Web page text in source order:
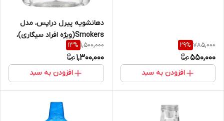
785,000
29%
550,000
افزودن به سبد
دهانشویه پیرل دراپس، مدل
Smokers(ویژه افراد سیگاری)،
حجم 400 میلی‌لیتر
1,500,000
13%
1,300,000
افزودن به سبد